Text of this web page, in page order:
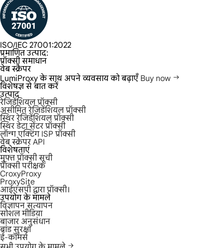
ISO/IEC 27001:2022
प्रमाणित उत्पाद:
प्रॉक्सी समाधान
वेब स्क्रैपर
LumiProxy के साथ अपने व्यवसाय को बढ़ाएँ Buy now
विशेषज्ञ से बात करें
उत्पाद
रेजिडेंशियल प्रॉक्सी
असीमित रेजिडेंशियल प्रॉक्सी
स्थिर रेजिडेंशियल प्रॉक्सी
स्थिर डेटा सेंटर प्रॉक्सी
लॉन्ग एक्टिंग ISP प्रॉक्सी
वेब स्क्रेपर API
विशेषताएं
मुफ्त प्रॉक्सी सूची
प्रॉक्सी परीक्षक
CroxyProxy
ProxySite
आईएसपी द्वारा प्रॉक्सी।
उपयोग के मामले
विज्ञापन सत्यापन
सोशल मीडिया
बाजार अनुसंधान
ब्रांड सुरक्षा
ई-कॉमर्स